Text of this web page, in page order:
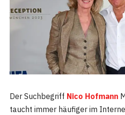
Der Suchbegriff Nico Hofmann
taucht immer häufiger im